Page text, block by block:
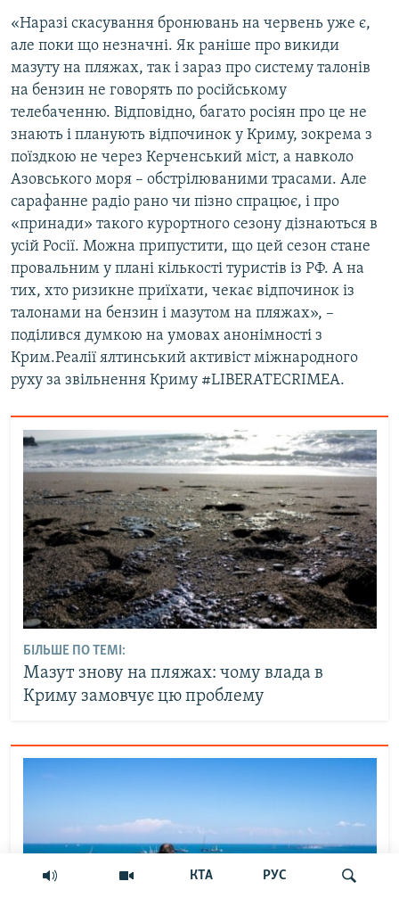
КТА РУС
«Наразі скасування бронювань на червень уже є,
але поки що незначні. Як раніше про викиди
мазуту на пляжах, так і зараз про систему талонів
на бензин не говорять по російському
телебаченню. Відповідно, багато росіян про це не
знають і планують відпочинок у Криму, зокрема з
поїздкою не через Керченський міст, а навколо
Азовського моря – обстрілюваними трасами. Але
сарафанне радіо рано чи пізно спрацює, і про
«принади» такого курортного сезону дізнаються в
усій Росії. Можна припустити, що цей сезон стане
провальним у плані кількості туристів із РФ. А на
тих, хто ризикне приїхати, чекає відпочинок із
талонами на бензин і мазутом на пляжах», –
поділився думкою на умовах анонімності з
Крим.Реалії ялтинський активіст міжнародного
руху за звільнення Криму #LIBERATECRIMEA.
БІЛЬШЕ ПО ТЕМІ:
Мазут знову на пляжах: чому влада в
Криму замовчує цю проблему